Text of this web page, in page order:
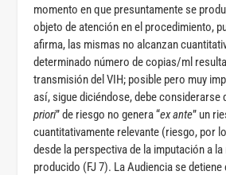
momento en que presuntamente se
objeto de atención en el procedimiento,
afirma, las mismas no alcanzan
determinado número de copias/ml
transmisión del VIH; posible pero muy
así, sigue diciéndose, debe considerarse
priori” de riesgo no genera “ex ante” un
cuantitativamente relevante (riesgo, por
desde la perspectiva de la imputación a
producido (FJ 7). La Audiencia se